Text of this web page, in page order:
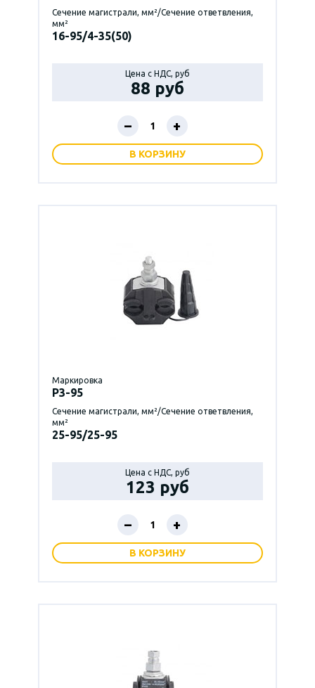
Сечение магистрали, мм²/Сечение ответвления,
мм²
16-95/4-35(50)
Цена с НДС, руб
88 руб
– +
В КОРЗИНУ
Маркировка
P3-95
Сечение магистрали, мм²/Сечение ответвления,
мм²
25-95/25-95
Цена с НДС, руб
123 руб
– +
В КОРЗИНУ